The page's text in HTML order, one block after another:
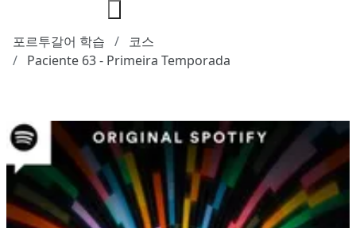
포르투갈어 학습
코스
Paciente 63 - Primeira Temporada